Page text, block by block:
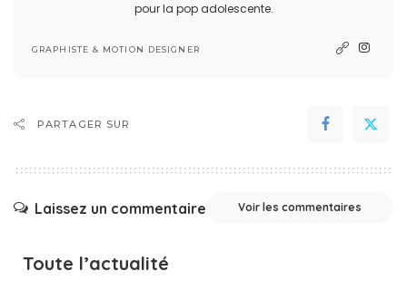
pour la pop adolescente.
GRAPHISTE & MOTION DESIGNER
PARTAGER SUR
Laissez un commentaire Voir les commentaires
Toute l’actualité